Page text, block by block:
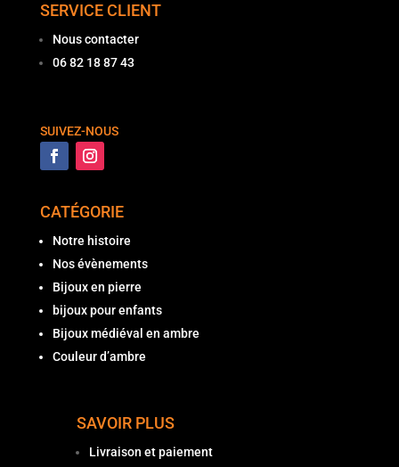
SERVICE CLIENT
Nous contacter
06 82 18 87 43
SUIVEZ-NOUS
CATÉGORIE
Notre histoire
Nos évènements
Bijoux en pierre
bijoux pour enfants
Bijoux médiéval en ambre
Couleur d’ambre
SAVOIR PLUS
Livraison et paiement